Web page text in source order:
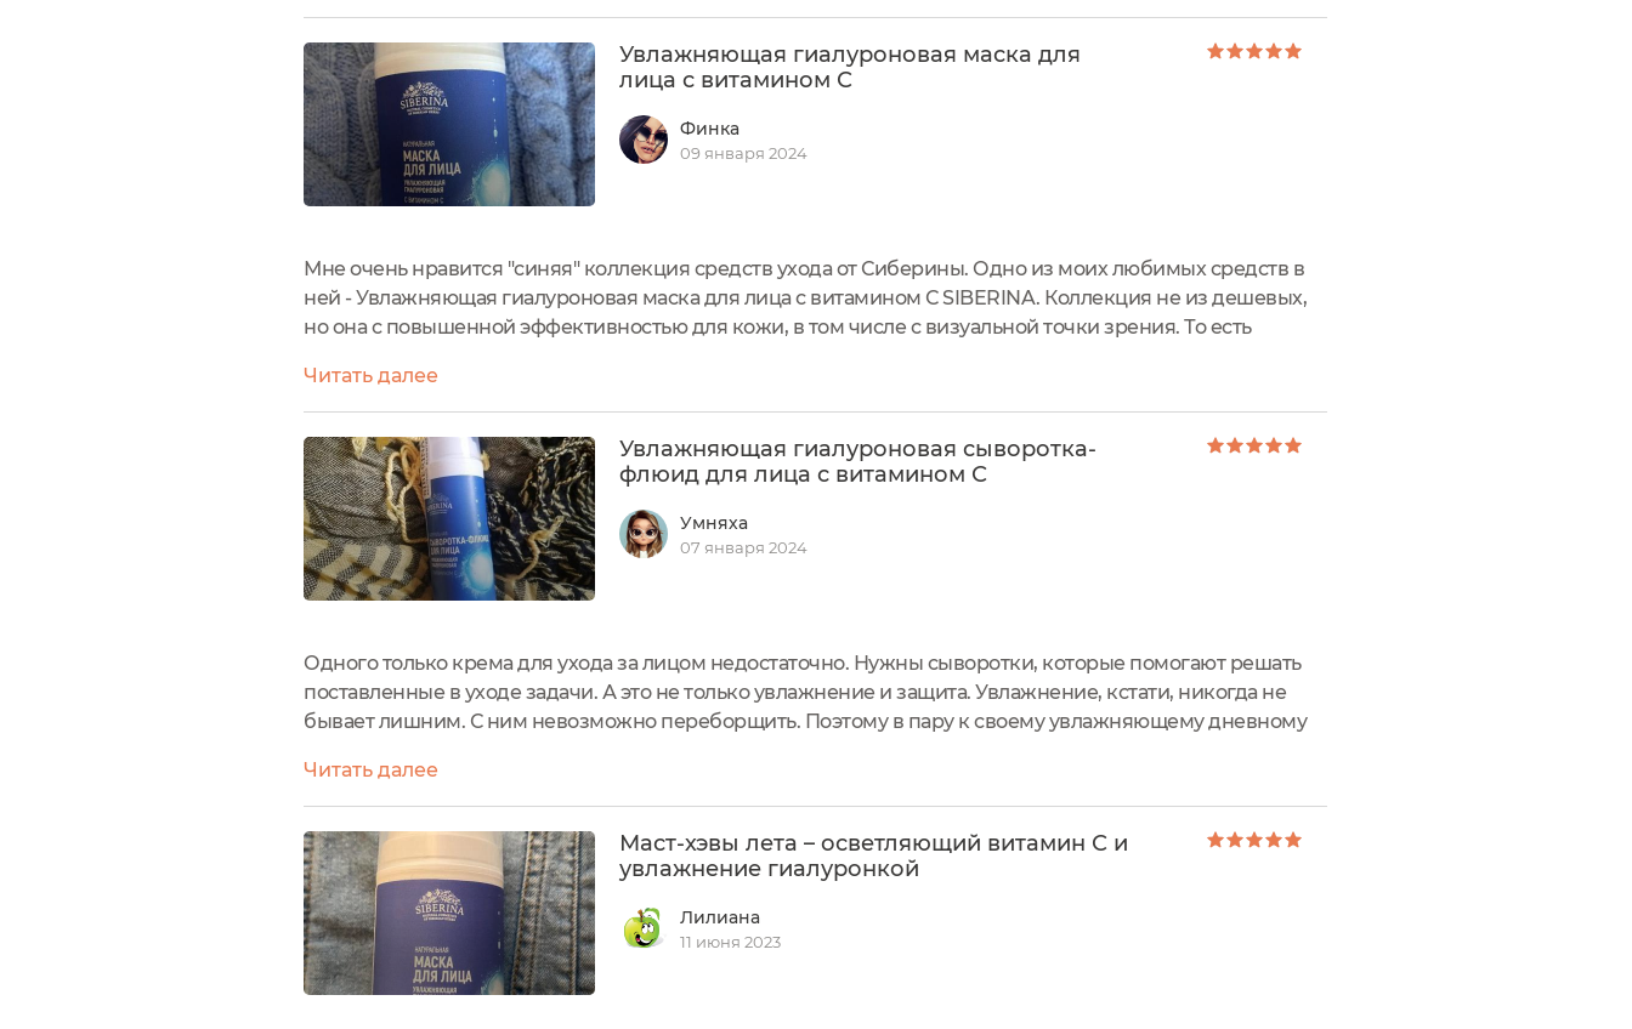
Увлажняющая гиалуроновая маска для
лица с витамином С
Финка
09 января 2024
Мне очень нравится "синяя" коллекция средств ухода от Сиберины. Одно из моих любимых средств в
ней - Увлажняющая гиалуроновая маска для лица с витамином С SIBERINA. Коллекция не из дешевых,
но она с повышенной эффективностью для кожи, в том числе с визуальной точки зрения. То есть
уже с первых трех применений...
Читать далее
Увлажняющая гиалуроновая сыворотка-
флюид для лица с витамином С
Умняха
07 января 2024
Одного только крема для ухода за лицом недостаточно. Нужны сыворотки, которые помогают решать
поставленные в уходе задачи. А это не только увлажнение и защита. Увлажнение, кстати, никогда не
бывает лишним. С ним невозможно переборщить. Поэтому в пару к своему увлажняющему дневному
Siberina.Сыворотка стоит 640 рублей....
Читать далее
Маст-хэвы лета – осветляющий витамин С и
увлажнение гиалуронкой
Лилиана
11 июня 2023